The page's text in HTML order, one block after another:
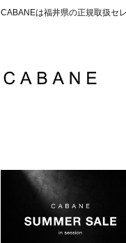
CABANEは福井県の正規取扱セ